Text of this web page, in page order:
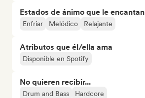
Estados de ánimo que le encantan
Enfriar Melódico Relajante
Atributos que él/ella ama
Disponible en Spotify
No quieren recibir...
Drum and Bass
Hardcore